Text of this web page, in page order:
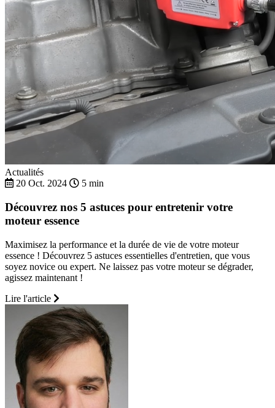
Actualités
20 Oct. 2024
5 min
Découvrez nos 5 astuces pour entretenir votre
moteur essence
Maximisez la performance et la durée de vie de votre moteur
essence ! Découvrez 5 astuces essentielles d'entretien, que vous
soyez novice ou expert. Ne laissez pas votre moteur se dégrader,
agissez maintenant !
Lire l'article